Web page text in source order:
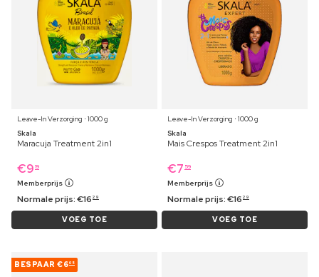
Leave-In Verzorging ⋅ 1000 g
Skala
Maracuja Treatment 2in1
€9 19
Memberprijs
Normale prijs:€16 29
VOEG TOE
Leave-In Verzorging ⋅ 1000 g
Skala
Mais Crespos Treatment 2in1
€7 59
Memberprijs
Normale prijs:€16 29
VOEG TOE
BESPAAR €605